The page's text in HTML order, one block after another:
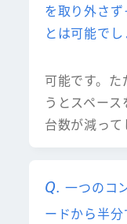
を取り外さ
とは可能でし
可能です。
うとスペー
台数が減って
一つのコ
ードから半